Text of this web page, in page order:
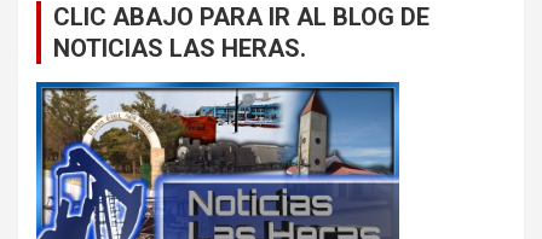
CLIC ABAJO PARA IR AL BLOG DE
NOTICIAS LAS HERAS.